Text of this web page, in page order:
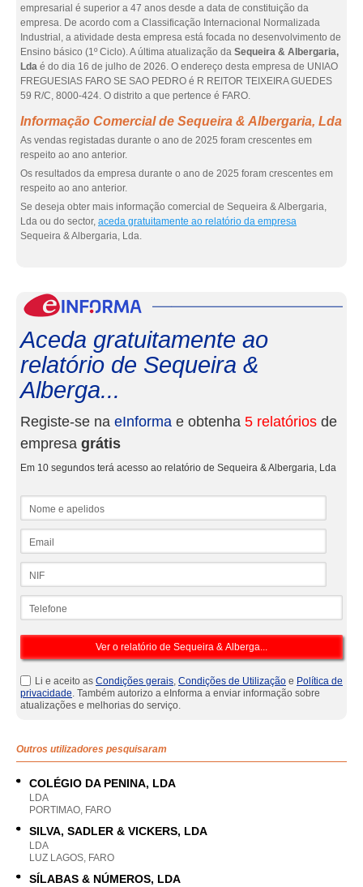
empresarial é superior a 47 anos desde a data de constituição da
empresa. De acordo com a Classificação Internacional Normalizada
Industrial, a atividade desta empresa está focada no desenvolvimento de
Ensino básico (1º Ciclo). A última atualização da Sequeira & Albergaria,
Lda é do dia 16 de julho de 2026. O endereço desta empresa de UNIAO
FREGUESIAS FARO SE SAO PEDRO é R REITOR TEIXEIRA GUEDES
59 R/C, 8000-424. O distrito a que pertence é FARO.
Informação Comercial de Sequeira & Albergaria, Lda
As vendas registadas durante o ano de 2025 foram crescentes em
respeito ao ano anterior.
Os resultados da empresa durante o ano de 2025 foram crescentes em
respeito ao ano anterior.
Se deseja obter mais informação comercial de Sequeira & Albergaria,
Lda ou do sector, aceda gratuitamente ao relatório da empresa
Sequeira & Albergaria, Lda.
Aceda gratuitamente ao
relatório de Sequeira &
Alberga...
Registe-se na eInforma e obtenha 5 relatórios de
empresa grátis
Em 10 segundos terá acesso ao relatório de Sequeira & Albergaria, Lda
Li e aceito as Condições gerais, Condições de Utilização e Política de
privacidade. Também autorizo a eInforma a enviar informação sobre
atualizações e melhorias do serviço.
Outros utilizadores pesquisaram
COLÉGIO DA PENINA, LDA
LDA
PORTIMAO, FARO
SILVA, SADLER & VICKERS, LDA
LDA
LUZ LAGOS, FARO
SÍLABAS & NÚMEROS, LDA